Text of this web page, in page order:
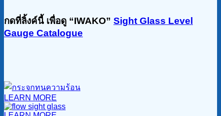
กดที่ลิ้งค์นี้ เพื่อดู “IWAKO” Sight Glass Level
Gauge Catalogue
LEARN MORE